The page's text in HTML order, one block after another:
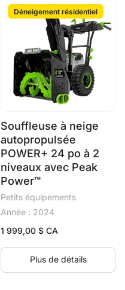
Déneigement résidentiel
Souffleuse à neige
autopropulsée
POWER+ 24 po à 2
niveaux avec Peak
Power™
Petits équipements
Année : 2024
1 999,00 $ CA
Plus de détails